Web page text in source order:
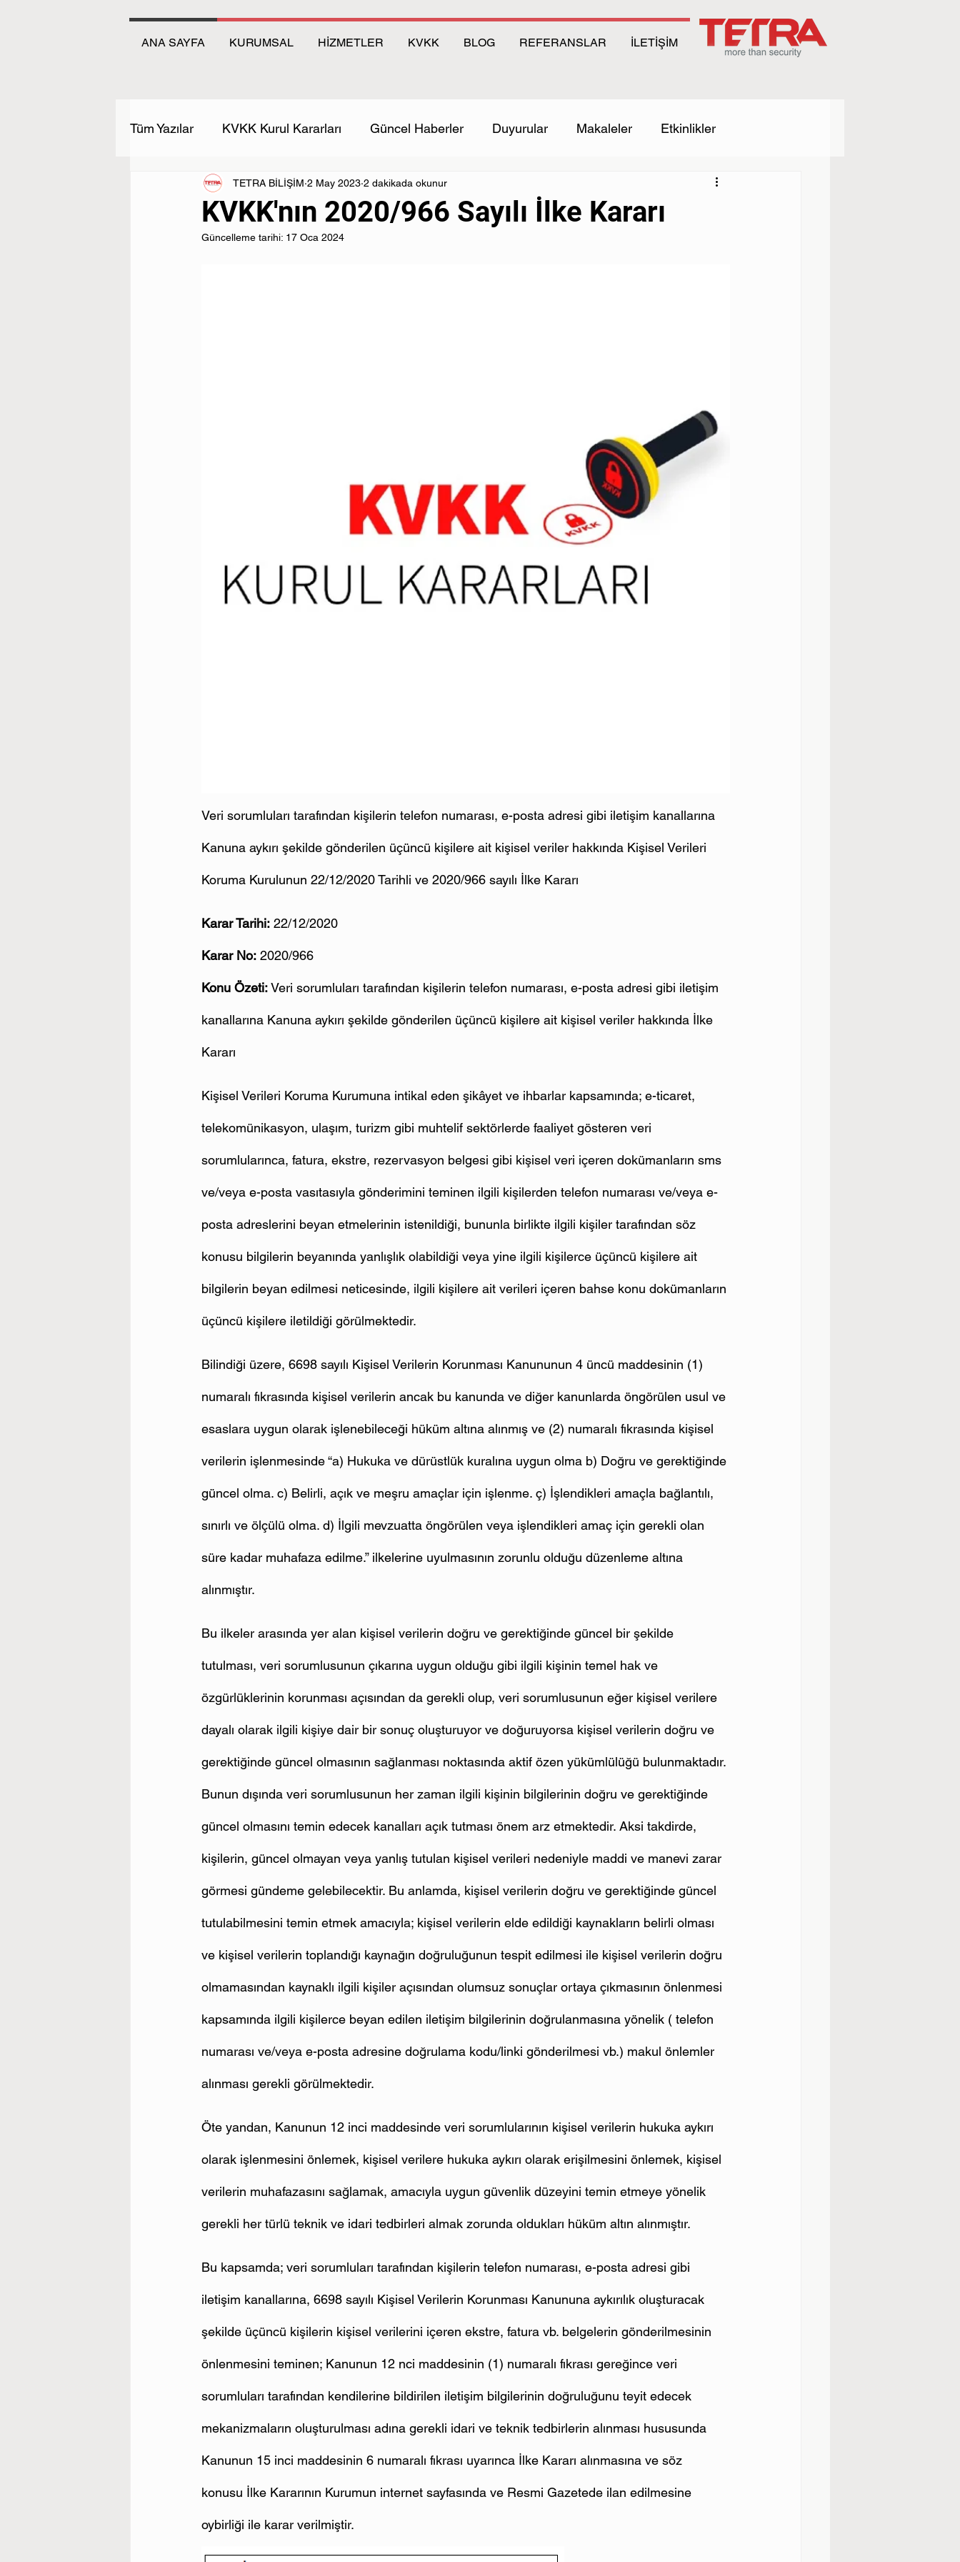
ANA SAYFA KURUMSAL HİZMETLER KVKK BLOG REFERANSLAR İLETİŞİM
Tüm Yazılar KVKK Kurul Kararları Güncel Haberler Duyurular Makaleler Etkinlikler
KVKK'nın 2020/966 Sayılı İlke Kararı
TETRA BİLİŞİM 2 May 2023 2 dakikada okunur
Güncelleme tarihi: 17 Oca 2024
Veri sorumluları tarafından kişilerin telefon numarası, e-posta adresi gibi iletişim kanallarına
Kanuna aykırı şekilde gönderilen üçüncü kişilere ait kişisel veriler hakkında Kişisel Verileri
Koruma Kurulunun 22/12/2020 Tarihli ve 2020/966 sayılı İlke Kararı
Karar Tarihi: 22/12/2020
Karar No: 2020/966
Konu Özeti: Veri sorumluları tarafından kişilerin telefon numarası, e-posta adresi gibi iletişim
kanallarına Kanuna aykırı şekilde gönderilen üçüncü kişilere ait kişisel veriler hakkında İlke
Kararı
Kişisel Verileri Koruma Kurumuna intikal eden şikâyet ve ihbarlar kapsamında; e-ticaret,
telekomünikasyon, ulaşım, turizm gibi muhtelif sektörlerde faaliyet gösteren veri
sorumlularınca, fatura, ekstre, rezervasyon belgesi gibi kişisel veri içeren dokümanların sms
ve/veya e-posta vasıtasıyla gönderimini teminen ilgili kişilerden telefon numarası ve/veya e-
posta adreslerini beyan etmelerinin istenildiği, bununla birlikte ilgili kişiler tarafından söz
konusu bilgilerin beyanında yanlışlık olabildiği veya yine ilgili kişilerce üçüncü kişilere ait
bilgilerin beyan edilmesi neticesinde, ilgili kişilere ait verileri içeren bahse konu dokümanların
üçüncü kişilere iletildiği görülmektedir.
Bilindiği üzere, 6698 sayılı Kişisel Verilerin Korunması Kanununun 4 üncü maddesinin (1)
numaralı fıkrasında kişisel verilerin ancak bu kanunda ve diğer kanunlarda öngörülen usul ve
esaslara uygun olarak işlenebileceği hüküm altına alınmış ve (2) numaralı fıkrasında kişisel
verilerin işlenmesinde “a) Hukuka ve dürüstlük kuralına uygun olma b) Doğru ve gerektiğinde
güncel olma. c) Belirli, açık ve meşru amaçlar için işlenme. ç) İşlendikleri amaçla bağlantılı,
sınırlı ve ölçülü olma. d) İlgili mevzuatta öngörülen veya işlendikleri amaç için gerekli olan
süre kadar muhafaza edilme.” ilkelerine uyulmasının zorunlu olduğu düzenleme altına
alınmıştır.
Bu ilkeler arasında yer alan kişisel verilerin doğru ve gerektiğinde güncel bir şekilde
tutulması, veri sorumlusunun çıkarına uygun olduğu gibi ilgili kişinin temel hak ve
özgürlüklerinin korunması açısından da gerekli olup, veri sorumlusunun eğer kişisel verilere
dayalı olarak ilgili kişiye dair bir sonuç oluşturuyor ve doğuruyorsa kişisel verilerin doğru ve
gerektiğinde güncel olmasının sağlanması noktasında aktif özen yükümlülüğü bulunmaktadır.
Bunun dışında veri sorumlusunun her zaman ilgili kişinin bilgilerinin doğru ve gerektiğinde
güncel olmasını temin edecek kanalları açık tutması önem arz etmektedir. Aksi takdirde,
kişilerin, güncel olmayan veya yanlış tutulan kişisel verileri nedeniyle maddi ve manevi zarar
görmesi gündeme gelebilecektir. Bu anlamda, kişisel verilerin doğru ve gerektiğinde güncel
tutulabilmesini temin etmek amacıyla; kişisel verilerin elde edildiği kaynakların belirli olması
ve kişisel verilerin toplandığı kaynağın doğruluğunun tespit edilmesi ile kişisel verilerin doğru
olmamasından kaynaklı ilgili kişiler açısından olumsuz sonuçlar ortaya çıkmasının önlenmesi
kapsamında ilgili kişilerce beyan edilen iletişim bilgilerinin doğrulanmasına yönelik ( telefon
numarası ve/veya e-posta adresine doğrulama kodu/linki gönderilmesi vb.) makul önlemler
alınması gerekli görülmektedir.
Öte yandan, Kanunun 12 inci maddesinde veri sorumlularının kişisel verilerin hukuka aykırı
olarak işlenmesini önlemek, kişisel verilere hukuka aykırı olarak erişilmesini önlemek, kişisel
verilerin muhafazasını sağlamak, amacıyla uygun güvenlik düzeyini temin etmeye yönelik
gerekli her türlü teknik ve idari tedbirleri almak zorunda oldukları hüküm altın alınmıştır.
Bu kapsamda; veri sorumluları tarafından kişilerin telefon numarası, e-posta adresi gibi
iletişim kanallarına, 6698 sayılı Kişisel Verilerin Korunması Kanununa aykırılık oluşturacak
şekilde üçüncü kişilerin kişisel verilerini içeren ekstre, fatura vb. belgelerin gönderilmesinin
önlenmesini teminen; Kanunun 12 nci maddesinin (1) numaralı fıkrası gereğince veri
sorumluları tarafından kendilerine bildirilen iletişim bilgilerinin doğruluğunu teyit edecek
mekanizmaların oluşturulması adına gerekli idari ve teknik tedbirlerin alınması hususunda
Kanunun 15 inci maddesinin 6 numaralı fıkrası uyarınca İlke Kararı alınmasına ve söz
konusu İlke Kararının Kurumun internet sayfasında ve Resmi Gazetede ilan edilmesine
oybirliği ile karar verilmiştir.